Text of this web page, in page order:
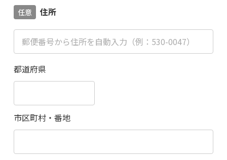
任意 住所
都道府県
市区町村・番地